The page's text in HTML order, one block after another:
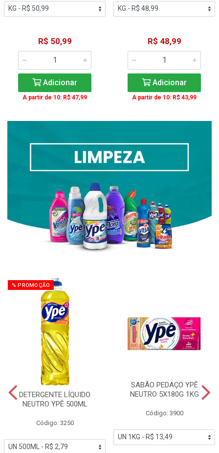
R$ 50,99
Adicionar
A partir de 10: R$ 47,99
R$ 48,99
Adicionar
A partir de 10: R$ 43,99
% PROMOÇÃO
DETERGENTE LÍQUIDO
NEUTRO YPÊ 500ML
Código: 3250
SABÃO PEDAÇO YPÊ
NEUTRO 5X180G 1KG
Código: 3900